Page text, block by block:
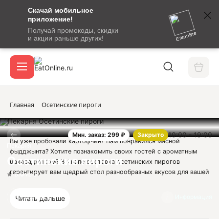
Скачай мобильное
приложение!
Получай промокоды, скидки
и акции раньше других!
Eatonline
сообщение
кодом
подтверждения
Вход / регистрация
Акции
Главная Осетинские пироги
Мин. заказ: 299 ₽ Закрыто 10:00 - 19:00
Пекарня
Осетинские пироги
5.0из 5
Отзывы 5
Вы уже пробовали картофчин? Вам понравился мясной
фыдджынта? Хотите познакомить своих гостей с ароматным
цахараджином? В Анапе доставка осетинских пирогов
гарантирует вам щедрый стол разнообразных вкусов для вашей
Круглые закрытые пироги из тонкого теста с сочной начинкой
Читать дальше